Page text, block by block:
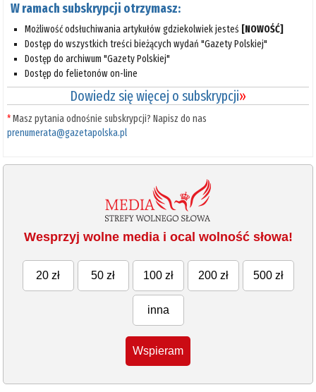
W ramach subskrypcji otrzymasz:
Możliwość odsłuchiwania artykułów gdziekolwiek jesteś [NOWOŚĆ]
Dostęp do wszystkich treści bieżących wydań "Gazety Polskiej"
Dostęp do archiwum "Gazety Polskiej"
Dostęp do felietonów on-line
Dowiedz się więcej o subskrypcji»
*Masz pytania odnośnie subskrypcji? Napisz do nas
prenumerata@gazetapolska.pl
Wesprzyj wolne media i ocal wolność słowa!
20 zł 50 zł 100 zł 200 zł 500 zł
inna
Wspieram